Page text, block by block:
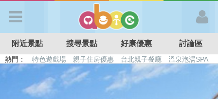
APP登入
首 頁
附近景點 搜尋景點 好康優惠 討論區
熱門： 特色遊戲場 親子住房優惠 台北親子餐廳
溫泉泡湯SPA
溜滑梯民宿
觀光工廠 日本親子景點